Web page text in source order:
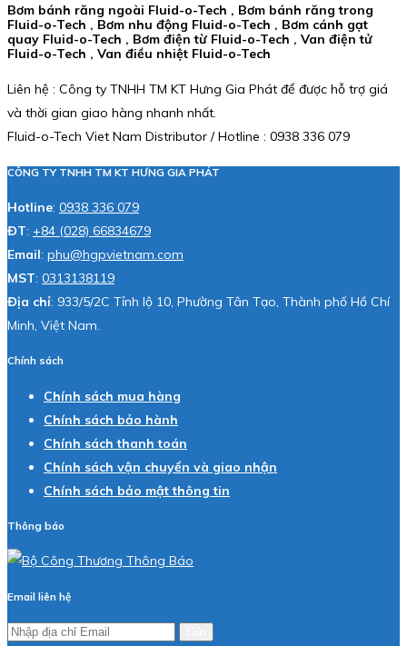
Bơm bánh răng ngoài Fluid-o-Tech , Bơm bánh răng trong
Fluid-o-Tech , Bơm nhu động Fluid-o-Tech , Bơm cánh gạt
quay Fluid-o-Tech , Bơm điện từ Fluid-o-Tech , Van điện tử
Fluid-o-Tech , Van điều nhiệt Fluid-o-Tech
Liên hệ : Công ty TNHH TM KT Hưng Gia Phát để được hỗ trợ giá
và thời gian giao hàng nhanh nhất.
Fluid-o-Tech Viet Nam Distributor / Hotline : 0938 336 079
CÔNG TY TNHH TM KT HƯNG GIA PHÁT
Hotline: 0938 336 079
ĐT: +84 (028) 66834679
Email: phu@hgpvietnam.com
MST: 0313138119
Địa chỉ: 933/5/2C Tỉnh lộ 10, Phường Tân Tạo, Thành phố Hồ Chí
Minh, Việt Nam.
Chính sách
Chính sách mua hàng
Chính sách bảo hành
Chính sách thanh toán
Chính sách vận chuyển và giao nhận
Chính sách bảo mật thông tin
Thông báo
Email liên hệ